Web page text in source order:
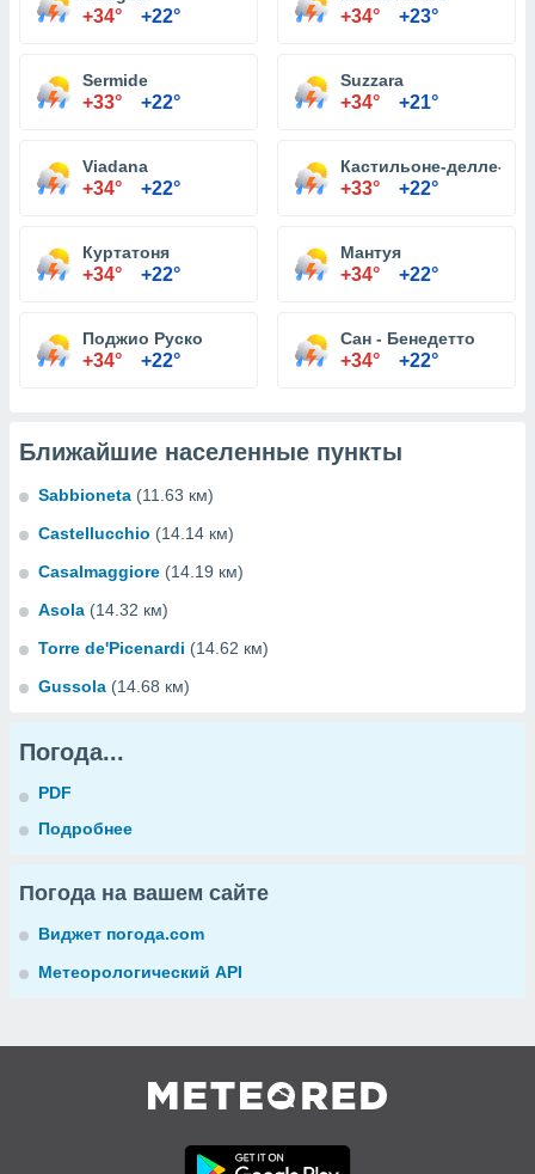
+34° +22° +34° +23°
Sermide
+33° +22°
Suzzara
+34° +21°
Viadana
+34° +22°
Кастильоне-делле-
+33° +22°
Куртатоня
+34° +22°
Мантуя
+34° +22°
Поджио Руско
+34° +22°
Сан - Бенедетто
+34° +22°
Ближайшие населенные пункты
Sabbioneta (11.63 км)
Castellucchio (14.14 км)
Casalmaggiore (14.19 км)
Asola (14.32 км)
Torre de'Picenardi (14.62 км)
Gussola (14.68 км)
Погода...
PDF
Подробнее
Погода на вашем сайте
Виджет погода.com
Метеорологический API